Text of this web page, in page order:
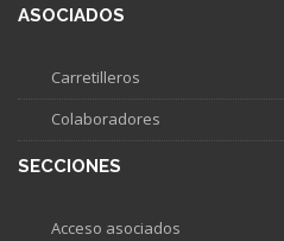
ASOCIADOS
Carretilleros
Colaboradores
SECCIONES
Acceso asociados